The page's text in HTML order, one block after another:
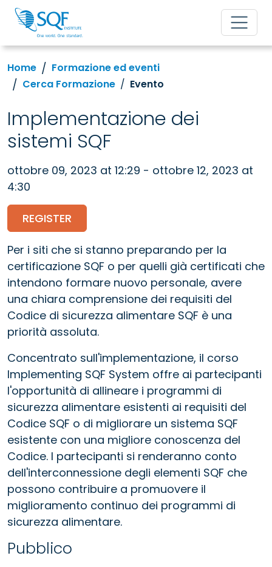
Home
Formazione ed eventi
Cerca Formazione
Evento
Implementazione dei
sistemi SQF
ottobre 09, 2023 at 12:29 - ottobre 12, 2023 at
4:30
REGISTER
Per i siti che si stanno preparando per la
certificazione SQF o per quelli già certificati che
intendono formare nuovo personale, avere
una chiara comprensione dei requisiti del
Codice di sicurezza alimentare SQF è una
priorità assoluta.
Concentrato sull'implementazione, il corso
Implementing SQF System offre ai partecipanti
l'opportunità di allineare i programmi di
sicurezza alimentare esistenti ai requisiti del
Codice SQF o di migliorare un sistema SQF
esistente con una migliore conoscenza del
Codice. I partecipanti si renderanno conto
dell'interconnessione degli elementi SQF che
possono contribuire a promuovere il
miglioramento continuo dei programmi di
sicurezza alimentare.
Pubblico